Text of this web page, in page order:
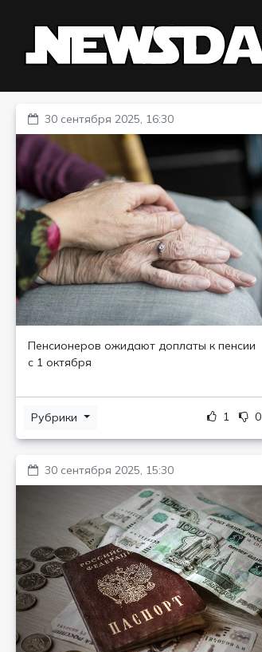
30 сентября 2025, 16:30
Пенсионеров ожидают доплаты к пенсии
с 1 октября
Рубрики 1 0
30 сентября 2025, 15:30